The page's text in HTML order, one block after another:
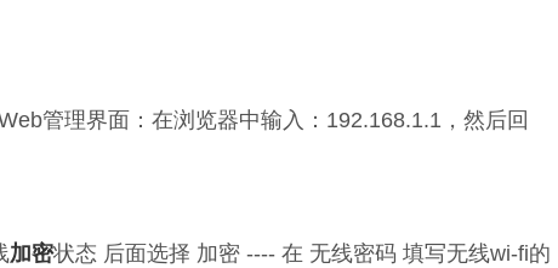
管理界面：在浏览器中输入：192.168.1.1，然后回
加密状态 后面选择 加密 ---- 在 无线密码 填写无线wi-fi的